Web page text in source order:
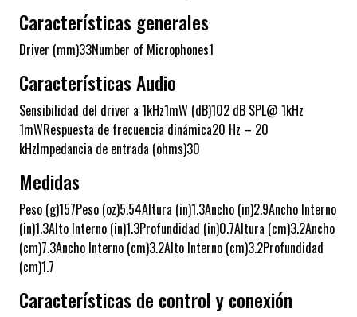
Características generales
Driver (mm)33Number of Microphones1
Características Audio
Sensibilidad del driver a 1kHz1mW (dB)102 dB SPL@ 1kHz
1mWRespuesta de frecuencia dinámica20 Hz – 20
kHzImpedancia de entrada (ohms)30
Medidas
Peso (g)157Peso (oz)5.54Altura (in)1.3Ancho (in)2.9Ancho Interno
(in)1.3Alto Interno (in)1.3Profundidad (in)0.7Altura (cm)3.2Ancho
(cm)7.3Ancho Interno (cm)3.2Alto Interno (cm)3.2Profundidad
(cm)1.7
Características de control y conexión